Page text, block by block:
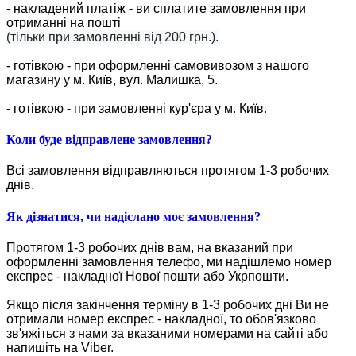
- накладений платіж - ви сплатите замовлення при
отриманні на пошті
(тільки при замовленні від 200 грн.).
- готівкою - при оформленні самовивозом з нашого
магазину у м. Київ, вул. Малишка, 5.
- готівкою - при замовленні кур'єра у м. Київ.
Коли буде відправлене замовлення?
Всі замовлення відправляються протягом 1-3 робочих
днів.
Як дізнатися, чи надіслано моє замовлення?
Протягом 1-3 робочих днів вам, на вказаний при
оформленні замовлення телефо, ми надішлемо номер
експрес - накладної Нової пошти або Укрпошти.
Якщо після закінчення терміну в 1-3 робочих дні Ви не
отримали номер експрес - накладної, то обов'язково
зв'яжіться з нами за вказаними номерами на сайті або
напишіть на Viber.